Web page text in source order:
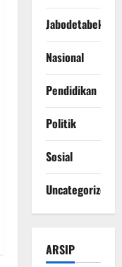
Jabodetabek
Nasional
Pendidikan
Politik
Sosial
Uncategorized
ARSIP